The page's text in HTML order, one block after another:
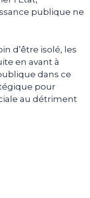
publique ne
d’être isolé, les
en avant à
dans ce
pour
au détriment